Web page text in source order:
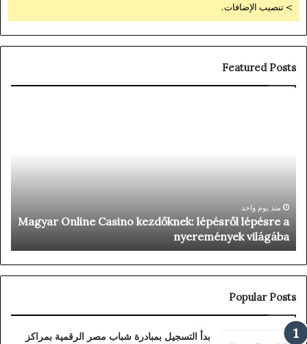
> تنصيب الإضافات.
Featured Posts
Magyar Online Casino منذ يوم واحد
Popular Posts
بدأ التسجيل بمبادرة شباب مصر الرقمية بمراكز